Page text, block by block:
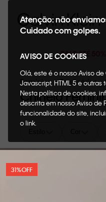
SALE ATÉ 50%
Atenção: não
Cuidado com golpes.
AVISO DE COOKIES
Olá, este é o nosso Aviso
Javascript, HTML 5 e
Nesta política de cookies,
descrita em nosso Aviso
funcionalidade do site,
o link.
Feminino Acessórios
Chinelo
31%OFF